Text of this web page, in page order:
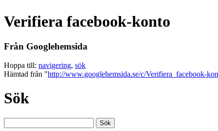
Verifiera facebook-konto
Från Googlehemsida
Hoppa till: navigering, sök
Hämtad från "http://www.googlehemsida.se/c/Verifiera_facebook-
Sök